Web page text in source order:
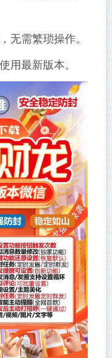
无需繁琐操作。
用最新版本。